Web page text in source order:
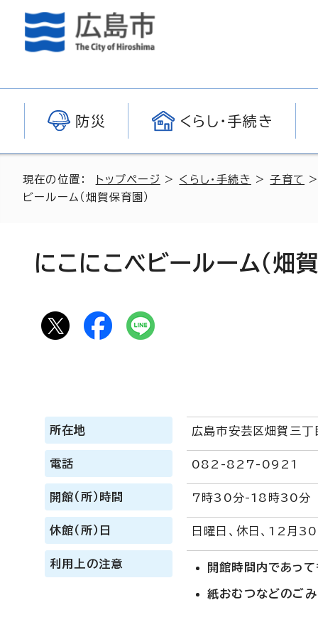
防災 くらし・手続き
現在の位置： トップページ > くらし・手続き >子育て
ビールーム（畑賀保育園）
にこにこベビールーム（畑
所在地 広島市安芸区畑賀三
電話 082-827-0921
開館（所）時間 7時30分-18時30分
休館（所）日 日曜日、休日、12月
利用上の注意 開館時間内であっ
紙おむつなどのごみ